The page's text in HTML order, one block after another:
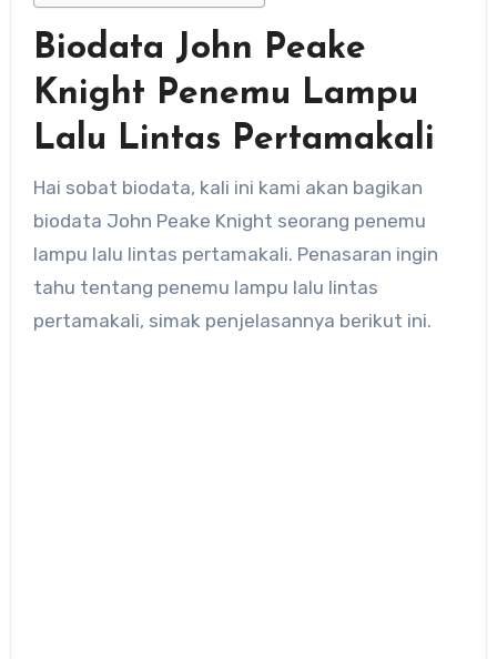
Biodata John Peake
Knight Penemu Lampu
Lalu Lintas Pertamakali
Hai sobat biodata, kali ini kami akan bagikan
biodata John Peake Knight seorang penemu
lampu lalu lintas pertamakali. Penasaran ingin
tahu tentang penemu lampu lalu lintas
pertamakali, simak penjelasannya berikut ini.